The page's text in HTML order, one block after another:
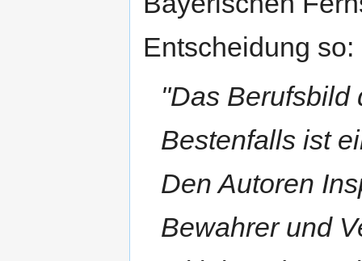
Entscheidung so:
"Das Berufsbild
Bestenfalls ist
Den Autoren
Bewahrer und